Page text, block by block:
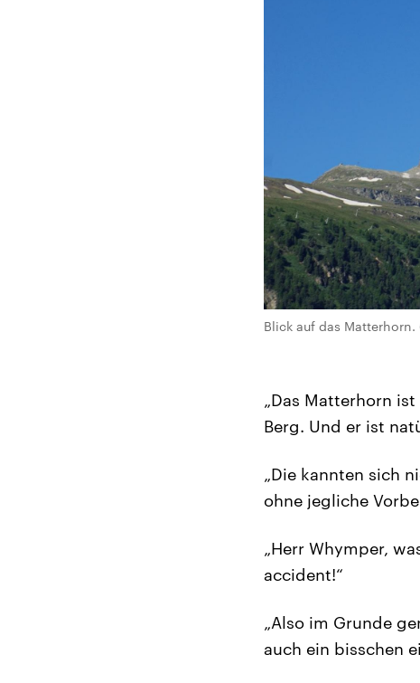
Blick auf das Matterhorn.
„Das Matterhorn
Berg. Und er ist
„Die kannten sich
ohne jegliche
„Herr Whymper,
accident!“
„Also im Grunde
auch ein bisschen